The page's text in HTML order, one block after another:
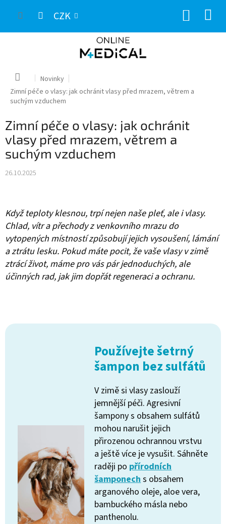
CZK
Domů
Novinky
Zimní péče o vlasy: jak ochránit vlasy před mrazem, větrem a
suchým vzduchem
Zimní péče o vlasy: jak ochránit
vlasy před mrazem, větrem a
suchým vzduchem
26.10.2025
Když teploty klesnou, trpí nejen naše pleť, ale i vlasy.
Chlad, vítr a přechody z venkovního mrazu do
vytopených místností způsobují jejich vysoušení, lámání
a ztrátu lesku. Pokud máte pocit, že vaše vlasy v zimě
ztrácí život, máme pro vás pár jednoduchých, ale
účinných rad, jak jim dopřát regeneraci a ochranu.
Používejte šetrný
šampon bez sulfátů
V zimě si vlasy zaslouží
jemnější péči. Agresivní
šampony s obsahem sulfátů
mohou narušit jejich
přirozenou ochrannou vrstvu
a ještě více je vysušit. Sáhněte
raději po přírodních
šamponech s obsahem
arganového oleje, aloe vera,
bambuckého másla nebo
panthenolu.